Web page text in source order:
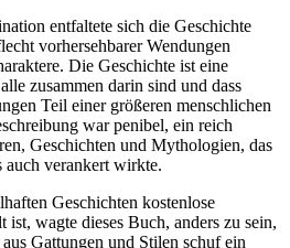
entfaltete sich die Geschichte
vorhersehbarer Wendungen
Die Geschichte ist eine
zusammen darin sind und dass
Teil einer größeren menschlichen
war penibel, ein reich
Geschichten und Mythologien, das
auch verankert wirkte.
Geschichten kostenlose
ist, wagte dieses Buch, anders zu sein,
Gattungen und Stilen schuf ein